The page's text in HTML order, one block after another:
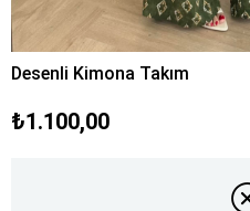
Desenli Kimona Takım
₺1.100,00